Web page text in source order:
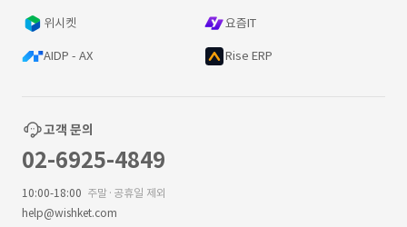
위시켓 요즘IT
AIDP - AX Rise ERP
고객 문의
02-6925-4849
10:00-18:00 주말·공휴일 제외
help@wishket.com